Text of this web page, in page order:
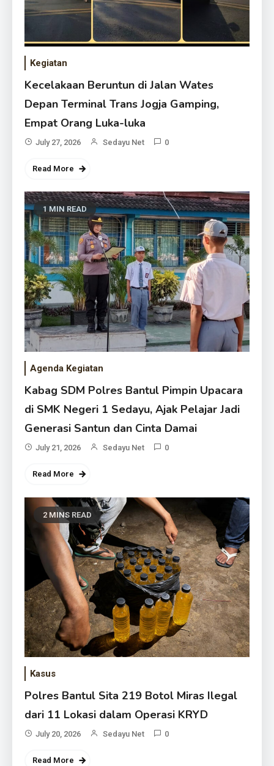
Kegiatan
Kecelakaan Beruntun di Jalan Wates
Depan Terminal Trans Jogja Gamping,
Empat Orang Luka-luka
July 27, 2026 Sedayu Net 0
Read More
1 MIN READ
Agenda Kegiatan
Kabag SDM Polres Bantul Pimpin Upacara
di SMK Negeri 1 Sedayu, Ajak Pelajar Jadi
Generasi Santun dan Cinta Damai
July 21, 2026 Sedayu Net 0
Read More
2 MINS READ
Kasus
Polres Bantul Sita 219 Botol Miras Ilegal
dari 11 Lokasi dalam Operasi KRYD
July 20, 2026 Sedayu Net 0
Read More